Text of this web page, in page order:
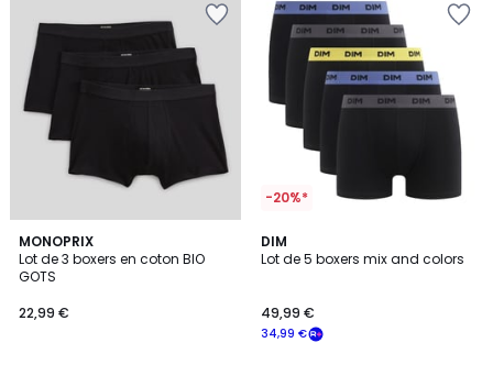
MONOPRIX
Lot de 3 boxers en coton BIO
GOTS
22,99 €
5
/
5
8
Couleurs
-20%*
DIM
Lot de 5 boxers mix and colors
34,99 €
49,99 €
5
/
2
Couleurs